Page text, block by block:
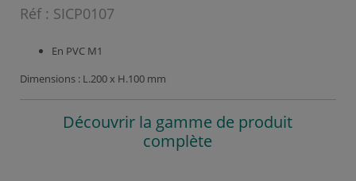
Réf : SICP0107
En PVC M1
Dimensions : L.200 x H.100 mm
Découvrir la gamme de produit
complète